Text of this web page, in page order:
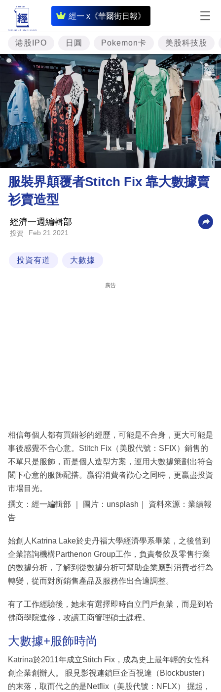
經一 x《華爾街日報》
即
時
財
經
專
題
投
資
樓
市
理
財
業
科
區
港股IPO 日圓 Pokemon卡 美股科技股
服裝界顛覆者Stitch Fix 靠大數據賣
衫賣造型
經濟一週編輯部
投資 Feb 21 2021
投資有道 大數據
廣告
相信每個人都有買錯衫的經歷，可能是不合身，更大可能是
事後感覺不合心意。Stitch Fix（美股代號：SFIX）銷售的
不單只是服飾，而是個人造型方案，運用大數據策劃出符合
閣下心意的服飾配搭。贏得消費者歡心之同時，更贏盡投資
市場目光。
撰文：經一編輯部 ｜ 圖片：unsplash｜ 資料來源：業績報
告
始創人Katrina Lake於史丹福大學經濟學系畢業，之後曾到
企業諮詢機構Parthenon Group工作，負責餐飲及零售行業
的數據分析，了解到從數據分析可幫助企業應對消費者行為
轉變，從而對所銷售產品及服務作出合適調整。
有了工作經驗後，她未有選擇即時自立門戶創業，而是到哈
佛商學院進修，攻讀工商管理碩士課程。
大數據+服飾時尚
Katrina於2011年成立Stitch Fix，成為史上最年輕的女性科
創企業創辦人。 眼見影視連鎖巨企百視達（Blockbuster）
的末落，取而代之的是Netflix（美股代號：NFLX） 掘起，